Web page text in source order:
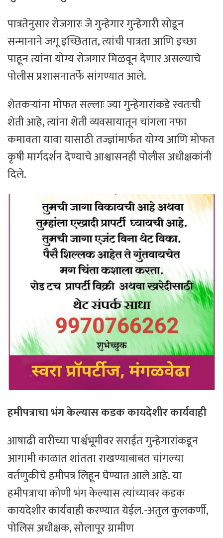
पात्रतेनुसार रोजगारः जे गुन्हेगार गुन्हेगारी सोडून
सन्मानाने जगू इच्छितात, त्यांची पात्रता आणि इच्छा
पाहून त्यांना योग्य रोजगार मिळवून देणार असल्याचे
पोलीस प्रशासनातर्फे सांगण्यात आले.
शेतकऱ्यांना मोफत सल्लाः ज्या गुन्हेगारांकडे स्वतःची
शेती आहे, त्यांना शेती व्यवसायातून चांगला नफा
कमावता यावा यासाठी तज्ज्ञांमार्फत योग्य आणि मोफत
कृषी मार्गदर्शन देण्याचे आश्वासनही पोलीस अधीक्षकांनी
दिले.
हमीपत्राचा भंग केल्यास कडक कायदेशीर कार्यवाही
आषाढी वारीच्या पार्श्वभूमीवर सराईत गुन्हेगारांकडून
आगामी काळात शांतता राखण्याबाबत चांगल्या
वर्तणुकीचे हमीपत्र लिहून घेण्यात आले आहे. या
हमीपत्राचा कोणी भंग केल्यास त्यांच्यावर कडक
कायदेशीर कार्यवाही करण्यात येईल.-अतुल कुलकर्णी,
पोलिस अधीक्षक, सोलापूर ग्रामीण